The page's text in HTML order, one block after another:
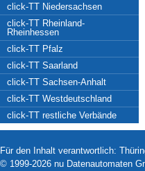
click-TT Niedersachsen
click-TT Rheinland-
Rheinhessen
click-TT Pfalz
click-TT Saarland
click-TT Sachsen-Anhalt
click-TT Westdeutschland
click-TT restliche Verbände
Für den Inhalt verantwortlich:
© 1999-2026 nu Datenautomaten